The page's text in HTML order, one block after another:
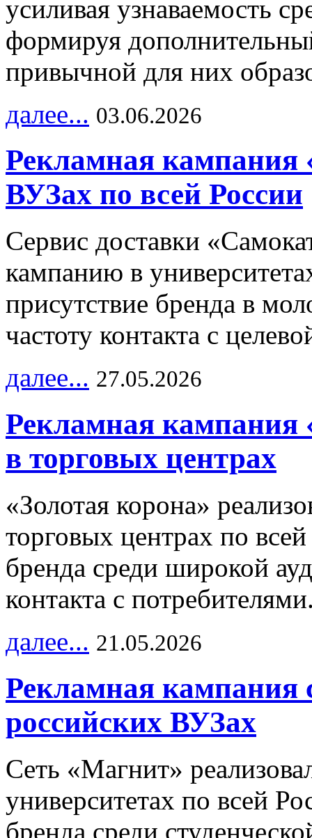
усиливая узнаваемость
формируя
привычной для них
далее... 03.06.2026
Рекламная кампания
ВУЗах по всей России
Сервис доставки
кампанию в
присутствие бренда в
частоту контакта с
далее... 27.05.2026
Рекламная кампания
в торговых центрах
«Золотая корона»
торговых центрах по
бренда среди широкой
контакта с
далее... 21.05.2026
Рекламная кампания
российских ВУЗах
Сеть «Магнит»
университетах по всей
бренда среди